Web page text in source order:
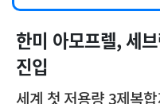
[이대목동병원] 하반기 전공의(
[서울아산병원] 2026년 하반기
[영남대학교의료원] 마취통증의
한미 아모프렐, 세
진입
세계 첫 저용량 3제복